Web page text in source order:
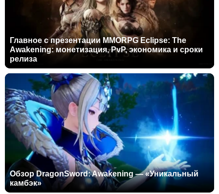
Главное с презентации MMORPG Eclipse: The
Awakening: монетизация, PvP, экономика и сроки
релиза
Обзор DragonSword: Awakening — «Уникальный
камбэк»